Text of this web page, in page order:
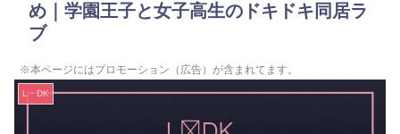
め｜学園王子と女子高生のドキドキ同居ラ
ブ
※本ページにはプロモーション（広告）が含まれてます。
L・DK